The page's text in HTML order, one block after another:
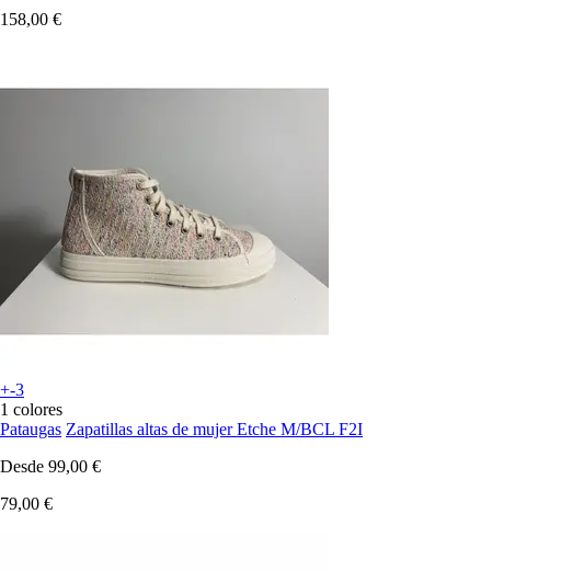
158,00 €
+-3
1 colores
Pataugas Zapatillas altas de mujer Etche M/BCL F2I
Desde 99,00 €
79,00 €